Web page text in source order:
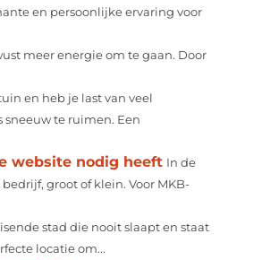
en persoonlijke ervaring voor
meer energie om te gaan. Door
en heb je last van veel
sneeuw te ruimen. Een
website nodig heeft In de
groot of klein. Voor MKB-
stad die nooit slaapt en staat
locatie om...